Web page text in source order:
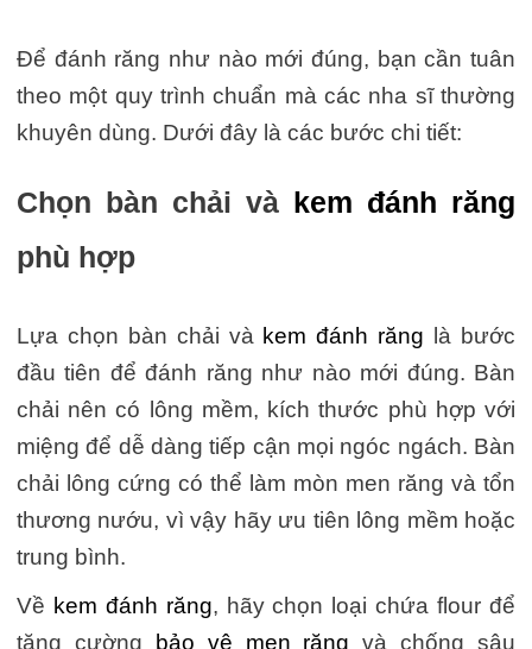
Để đánh răng như nào mới đúng, bạn cần tuân
theo một quy trình chuẩn mà các nha sĩ thường
khuyên dùng. Dưới đây là các bước chi tiết:
Chọn bàn chải và kem đánh răng
phù hợp
Lựa chọn bàn chải và kem đánh răng là bước
đầu tiên để đánh răng như nào mới đúng. Bàn
chải nên có lông mềm, kích thước phù hợp với
miệng để dễ dàng tiếp cận mọi ngóc ngách. Bàn
chải lông cứng có thể làm mòn men răng và tổn
thương nướu, vì vậy hãy ưu tiên lông mềm hoặc
trung bình.
Về kem đánh răng, hãy chọn loại chứa flour để
tăng cường
bảo vệ men răng và chống sâu